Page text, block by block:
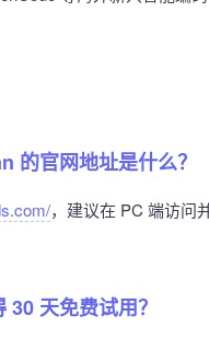
的官网地址是什么？
，建议在 PC 端访问
天免费试用？